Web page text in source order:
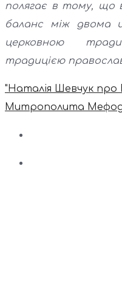
полягає в тому, що
баланс між двома
церковною
традицією
"Наталія Шевчук про
Митрополита